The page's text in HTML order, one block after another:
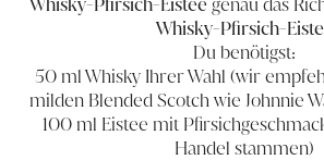
Whisky-Pfirsich-
Du benötigst:
50 ml Whisky Ihrer Wahl (wir
milden Blended Scotch wie Johnnie
100 ml Eistee mit
Handel stammen)